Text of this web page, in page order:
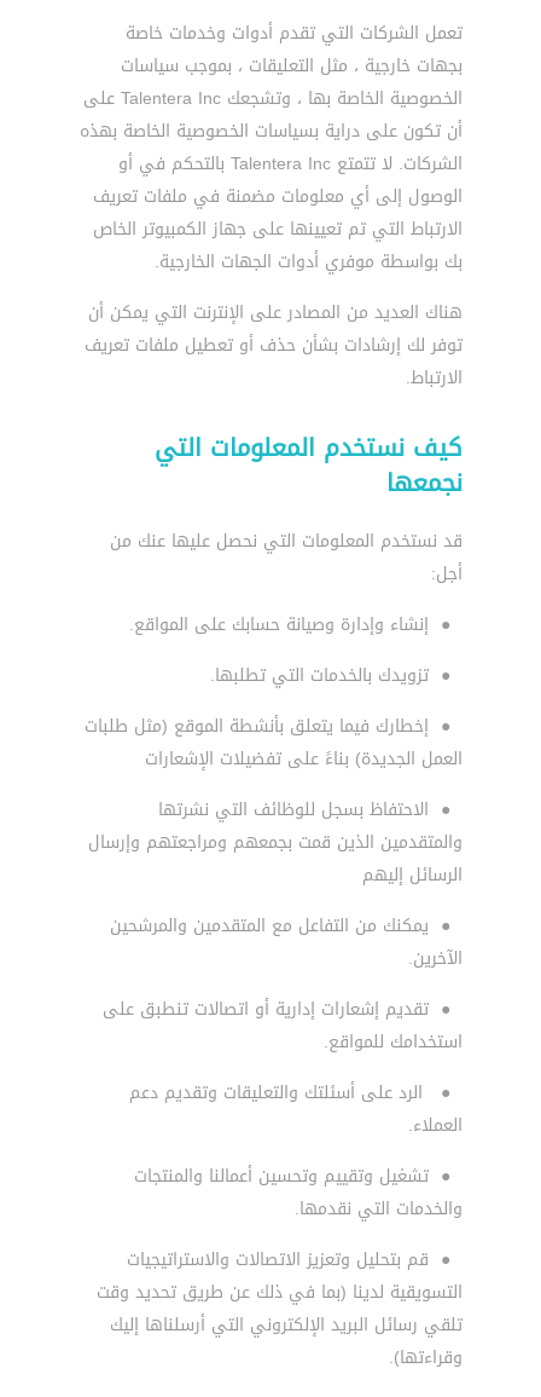
تعمل الشركات التي تقدم أدوات وخدمات خاصة
بجهات خارجية ، مثل التعليقات ، بموجب سياسات
الخصوصية الخاصة بها ، وتشجعك Talentera Inc على
أن تكون على دراية بسياسات الخصوصية الخاصة بهذه
الشركات. لا تتمتع Talentera Inc بالتحكم في أو
الوصول إلى أي معلومات مضمنة في ملفات تعريف
الارتباط التي تم تعيينها على جهاز الكمبيوتر الخاص
بك بواسطة موفري أدوات الجهات الخارجية.
هناك العديد من المصادر على الإنترنت التي يمكن أن
توفر لك إرشادات بشأن حذف أو تعطيل ملفات تعريف
الارتباط.
كيف نستخدم المعلومات التي
نجمعها
قد نستخدم المعلومات التي نحصل عليها عنك من
أجل:
● إنشاء وإدارة وصيانة حسابك على المواقع.
● تزويدك بالخدمات التي تطلبها.
● إخطارك فيما يتعلق بأنشطة الموقع (مثل طلبات
العمل الجديدة) بناءً على تفضيلات الإشعارات
● الاحتفاظ بسجل للوظائف التي نشرتها
والمتقدمين الذين قمت بجمعهم ومراجعتهم وإرسال
الرسائل إليهم
● يمكنك من التفاعل مع المتقدمين والمرشحين
الآخرين.
● تقديم إشعارات إدارية أو اتصالات تنطبق على
استخدامك للمواقع.
●
الرد على أسئلتك والتعليقات وتقديم دعم
العملاء.
● تشغيل وتقييم وتحسين أعمالنا والمنتجات
والخدمات التي نقدمها.
● قم بتحليل وتعزيز الاتصالات والاستراتيجيات
التسويقية لدينا (بما في ذلك عن طريق تحديد وقت
تلقي رسائل البريد الإلكتروني التي أرسلناها إليك
وقراءتها).